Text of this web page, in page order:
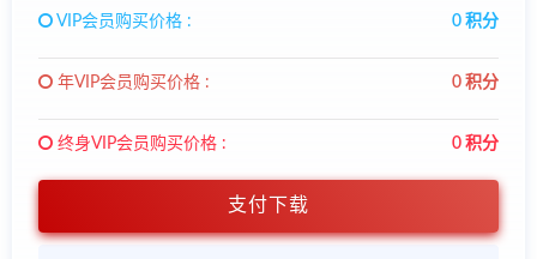
VIP会员购买价格 : 0 积分
年VIP会员购买价格 : 0 积分
终身VIP会员购买价格 : 0 积分
支付下载